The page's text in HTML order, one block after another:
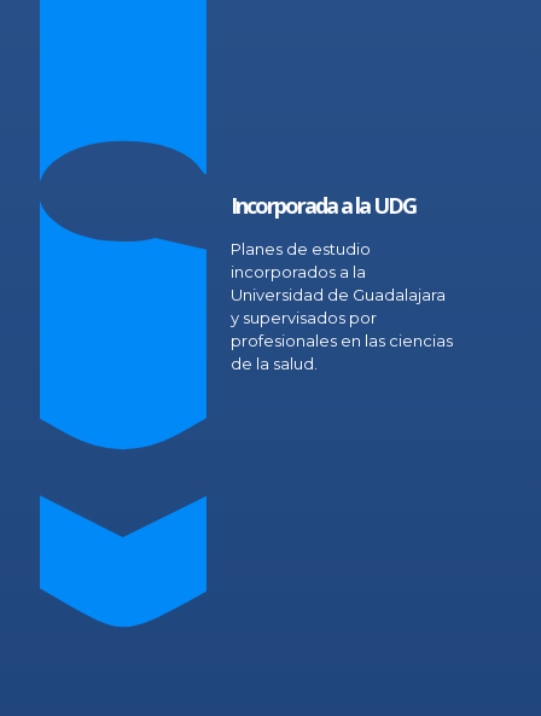
Incorporada a la UDG
Planes de estudio
incorporados a la
Universidad de Guadalajara
y supervisados por
profesionales en las ciencias
de la salud.